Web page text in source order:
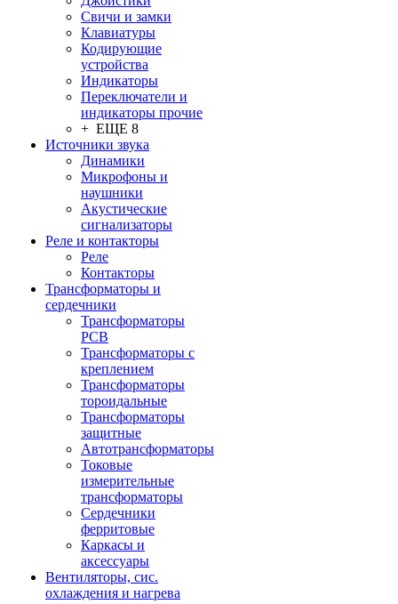
Свичи и замки
Клавиатуры
Кодирующие
устройства
Индикаторы
Переключатели и
индикаторы прочие
+ ЕЩЕ 8
Источники звука
Динамики
Микрофоны и
наушники
Акустические
сигнализаторы
Реле и контакторы
Реле
Контакторы
Трансформаторы и
сердечники
Трансформаторы
PCB
Трансформаторы с
креплением
Трансформаторы
тороидальные
Трансформаторы
защитные
Автотрансформаторы
Токовые
измерительные
трансформаторы
Сердечники
ферритовые
Каркасы и
аксессуары
Вентиляторы, сис.
охлаждения и нагрева